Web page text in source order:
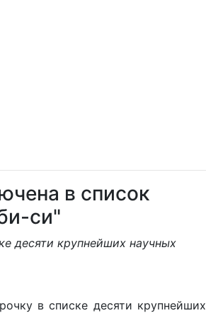
в список
си"
десяти крупнейших научных
в списке десяти крупнейших